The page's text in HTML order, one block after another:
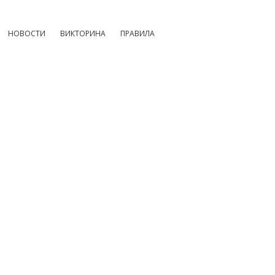
НОВОСТИ ВИКТОРИНА ПРАВИЛА